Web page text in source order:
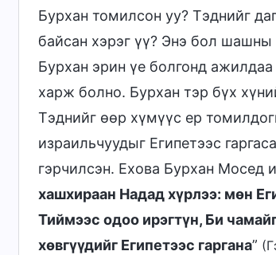
Бурхан томилсон уу? Тэднийг
байсан хэрэг үү? Энэ бол шашны
Бурхан эрин үе болгонд
харж болно. Бурхан тэр бүх
Тэднийг өөр хүмүүс ер
израильчуудыг Египетээс
гэрчилсэн. Ехова Бурхан Мосед
хашхираан Надад хүрлээ: мөн
Тиймээс одоо ирэгтүн, Би
хөвгүүдийг Египетээс гаргана”